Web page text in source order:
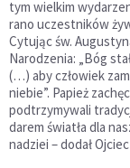
tym wielkim
rano uczestników
Cytując św.
Narodzenia: „Bóg
(…) aby człowiek
niebie”. Papież
podtrzymywali
darem światła dla
nadziei – dodał